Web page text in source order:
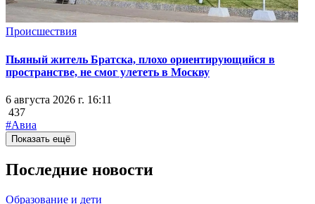
Происшествия
Пьяный житель Братска, плохо ориентирующийся в
пространстве, не смог улететь в Москву
6 августа 2026 г. 16:11
437
#Авиа
Показать ещё
Последние новости
Образование и дети